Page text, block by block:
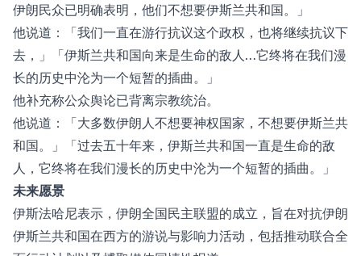
伊朗民众已明确表明，他们不想要伊斯兰共和国。」
他说道：「我们一直在游行抗议这个政权，也将继续抗议下
去，」「伊斯兰共和国向来是生命的敌人…它终将在我们漫
长的历史中沦为一个短暂的插曲。」
他补充称公众舆论已背离宗教统治。
他说道：「大多数伊朗人不想要神权国家，不想要伊斯兰共
和国。」「过去五十年来，伊斯兰共和国一直是生命的敌
人，它终将在我们漫长的历史中沦为一个短暂的插曲。」
未来愿景
伊斯法哈尼表示，伊朗全国民主联盟的成立，旨在对抗伊朗
伊斯兰共和国在西方的游说与影响力活动，包括推动联合全